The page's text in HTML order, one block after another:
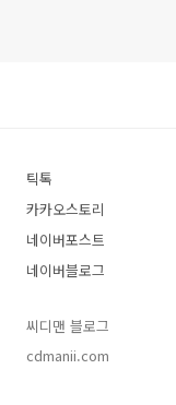
틱톡
카카오스토리
네이버포스트
네이버블로그
씨디맨 블로그
cdmanii.com